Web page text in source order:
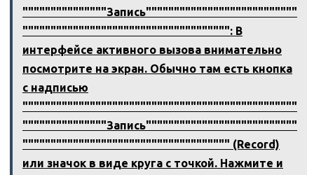
"""""""""""""""Запись"""""""""""""""""""""""""""
""""""""""""""""""""""""""""""""""""": В
интерфейсе активного вызова внимательно
посмотрите на экран. Обычно там есть кнопка
с надписью
"""""""""""""""""""""""""""""""""""""""""""""""""
"""""""""""""""Запись"""""""""""""""""""""""""""
""""""""""""""""""""""""""""""""""""" (Record)
или значок в виде круга с точкой. Нажмите и